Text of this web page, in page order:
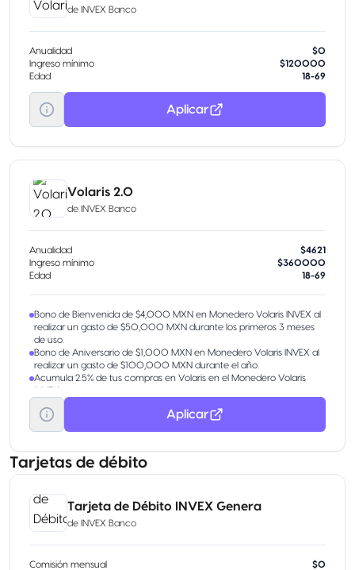
de INVEX Banco
Anualidad
$0
Ingreso mínimo
$120000
Edad
18-69
Aplicar
Volaris 2.0
de INVEX Banco
Anualidad
$4621
Ingreso mínimo
$360000
Edad
18-69
Bono de Bienvenida de $4,000 MXN en Monedero Volaris INVEX al
realizar un gasto de $50,000 MXN durante los primeros 3 meses
de uso.
Bono de Aniversario de $1,000 MXN en Monedero Volaris INVEX al
realizar un gasto de $100,000 MXN durante el año.
Acumula 2.5% de tus compras en Volaris en el Monedero Volaris
INVEX.
Acumula 2% de todas tus compras en otros comercios en el
Monedero Volaris INVEX.
Accesos a salas VIP LoungeKey en aeropuertos. Seis (6) accesos por
Aplicar
Tarjetas de débito
Tarjeta de Débito INVEX Genera
de INVEX Banco
Comisión mensual
$0